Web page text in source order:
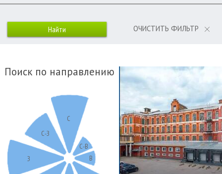
ОЧИСТИТЬ ФИЛЬТР
Поиск по направлению
С
С-В
В
З
С-З